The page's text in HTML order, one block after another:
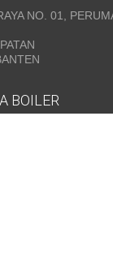
NO. 01,
BOILER